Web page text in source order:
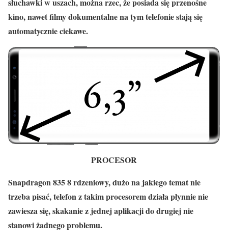
kino, nawet filmy dokumentalne na tym telefonie stają się
automatycznie ciekawe.
PROCESOR
Snapdragon 835 8 rdzeniowy, dużo na jakiego temat nie
trzeba pisać, telefon z takim procesorem działa płynnie nie
zawiesza się, skakanie z jednej aplikacji do drugiej nie
stanowi żadnego problemu.